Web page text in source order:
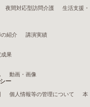
夜間対応型訪問介護
生活支援・
の紹介 講演実績
成果
動画・画像
ー
個人情報等の管理について
本